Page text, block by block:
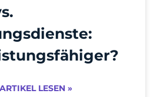
LESEN »